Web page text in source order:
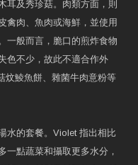
耳及秀珍菇。肉類方面，則
禽肉、魚肉或海鮮，並使用
一般而言，脆口的煎炸食物
色不少，故此不適合作外
炆鯪魚餅、雜菌牛肉意粉等
水的套餐。Violet 指出相比
一點蔬菜和攝取更多水分，